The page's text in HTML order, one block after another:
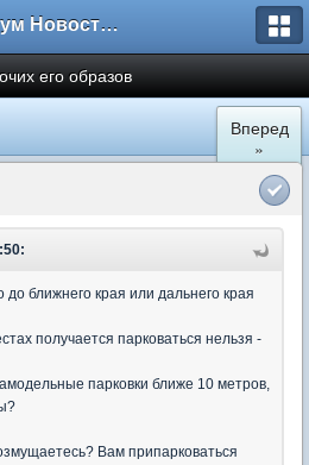
Форум Новостройки
его образов
Вперед
»
ближнего края или дальнего края
получается парковаться нельзя -
парковки ближе 10 метров,
Вам припарковаться